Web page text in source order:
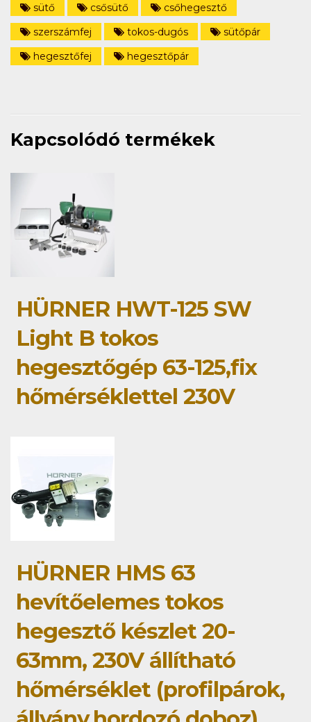
sütő
csősütő
csőhegesztő
szerszámfej
tokos-dugós
sütőpár
hegesztőfej
hegesztőpár
Kapcsolódó termékek
HÜRNER HWT-125 SW
Light B tokos
hegesztőgép 63-125,fix
hőmérséklettel 230V
HÜRNER HMS 63
hevítőelemes tokos
hegesztő készlet 20-
63mm, 230V állítható
hőmérséklet (profilpárok,